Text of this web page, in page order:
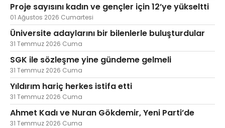
Proje sayısını kadın ve gençler için 12’ye yükseltti
01 Ağustos 2026 Cumartesi
Üniversite adaylarını bir bilenlerle buluşturdular
31 Temmuz 2026 Cuma
SGK ile sözleşme yine gündeme gelmeli
31 Temmuz 2026 Cuma
Yıldırım hariç herkes istifa etti
31 Temmuz 2026 Cuma
Ahmet Kadı ve Nuran Gökdemir, Yeni Parti’de
31 Temmuz 2026 Cuma